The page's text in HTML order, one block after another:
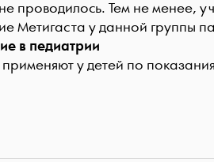
проводилось. Тем не менее,
Метигаста у данной группы
в педиатрии
у детей по